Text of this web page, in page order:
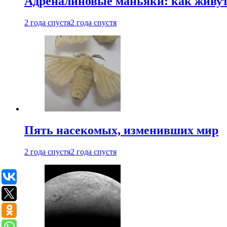
2 года спустя2 года спустя
Пять насекомых, изменивших мир
2 года спустя2 года спустя